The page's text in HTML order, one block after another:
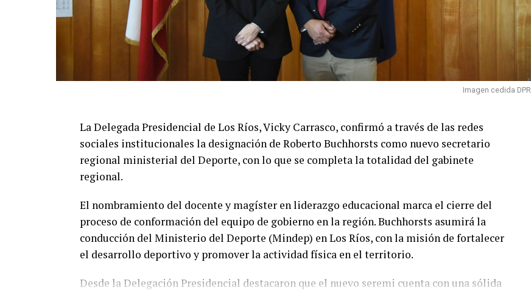
Imagen cedida DPR
La Delegada Presidencial de Los Ríos, Vicky Carrasco, confirmó a través de las redes
sociales institucionales la designación de Roberto Buchhorsts como nuevo secretario
regional ministerial del Deporte, con lo que se completa la totalidad del gabinete
regional.
El nombramiento del docente y magíster en liderazgo educacional marca el cierre del
proceso de conformación del equipo de gobierno en la región. Buchhorsts asumirá la
conducción del Ministerio del Deporte (Mindep) en Los Ríos, con la misión de fortalecer
el desarrollo deportivo y promover la actividad física en el territorio.
Desde la Delegación Presidencial destacaron que el nuevo seremi cuenta con una sólida